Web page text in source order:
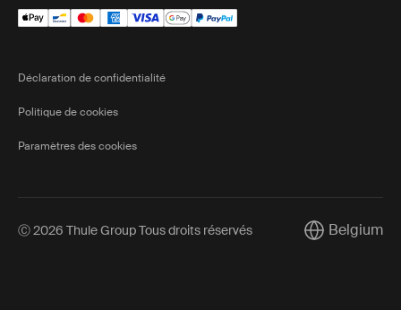
Déclaration de confidentialité
Politique de cookies
Paramètres des cookies
Ⓒ 2026 Thule Group Tous droits réservés CurrentBelgium